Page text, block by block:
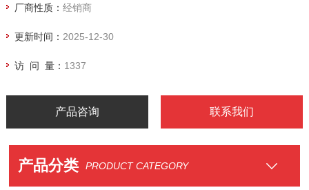
厂商性质： 经销商
更新时间： 2025-12-30
访 问 量： 1337
产品咨询 联系我们
产品分类 PRODUCT CATEGORY